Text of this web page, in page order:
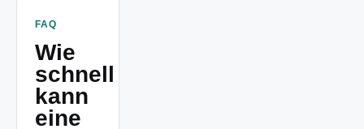
FAQ
Wie
schnell
kann
eine